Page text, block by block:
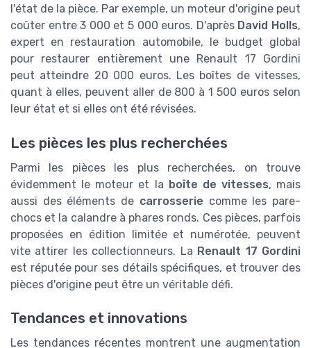
l'état de la pièce. Par exemple, un moteur d'origine peut
coûter entre 3 000 et 5 000 euros. D'après David Holls,
expert en restauration automobile, le budget global
pour restaurer entièrement une Renault 17 Gordini
peut atteindre 20 000 euros. Les boîtes de vitesses,
quant à elles, peuvent aller de 800 à 1 500 euros selon
leur état et si elles ont été révisées.
Les pièces les plus recherchées
Parmi les pièces les plus recherchées, on trouve
évidemment le moteur et la boîte de vitesses, mais
aussi des éléments de carrosserie comme les pare-
chocs et la calandre à phares ronds. Ces pièces, parfois
proposées en édition limitée et numérotée, peuvent
vite attirer les collectionneurs. La Renault 17 Gordini
est réputée pour ses détails spécifiques, et trouver des
pièces d'origine peut être un véritable défi.
Tendances et innovations
Les tendances récentes montrent une augmentation